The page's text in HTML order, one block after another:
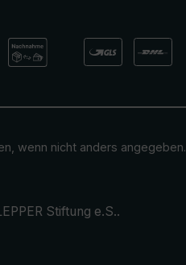
wenn nicht anders angegeben.
Stiftung e.S..